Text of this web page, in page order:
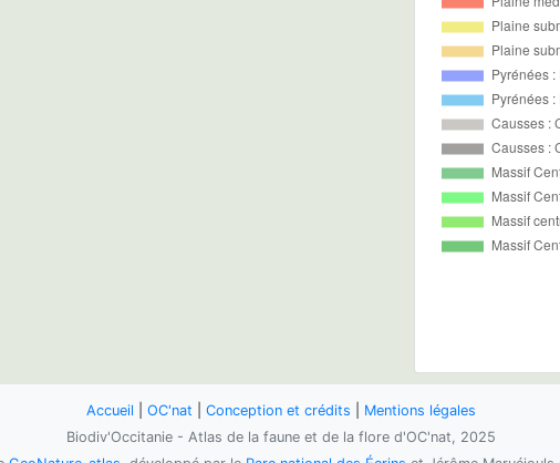
Accueil OC'nat Conception et crédits
Mentions légales
Biodiv'Occitanie - Atlas de la faune et de la flore d'OC'nat, 2025